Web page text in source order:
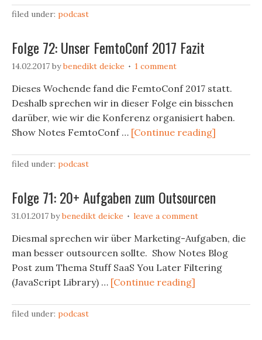
filed under: podcast
Folge 72: Unser FemtoConf 2017 Fazit
14.02.2017 bybenedikt deicke 1 comment
Dieses Wochende fand die FemtoConf 2017 statt.
Deshalb sprechen wir in dieser Folge ein bisschen
darüber, wie wir die Konferenz organisiert haben.
Show Notes FemtoConf … [Continue reading]
filed under: podcast
Folge 71: 20+ Aufgaben zum Outsourcen
31.01.2017 bybenedikt deicke leave a comment
Diesmal sprechen wir über Marketing-Aufgaben, die
man besser outsourcen sollte. Show Notes Blog
Post zum Thema Stuff SaaS You Later Filtering
(JavaScript Library) … [Continue reading]
filed under: podcast